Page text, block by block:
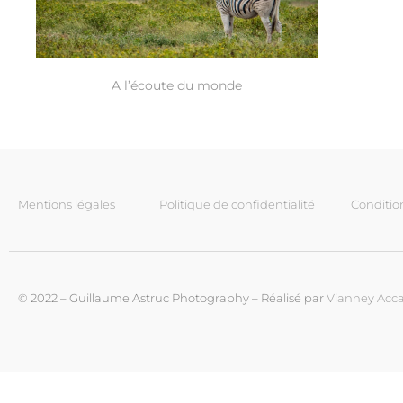
A l’écoute du monde
Mentions légales Politique de confidentialité
© 2022 – Guillaume Astruc Photography – Réalisé parVianney